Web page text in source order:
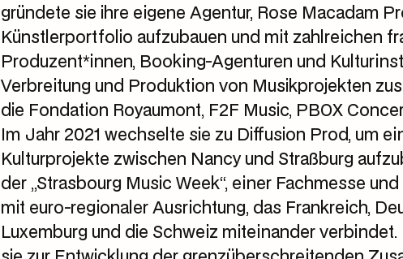
gründete sie ihre eigene Agentur, Rose Macadam
Künstlerportfolio aufzubauen und mit zahlreichen
Produzent*innen, Booking-Agenturen und
Verbreitung und Produktion von Musikprojekten
die Fondation Royaumont, F2F Music, PBOX
Im Jahr 2021 wechselte sie zu Diffusion Prod, um
Kulturprojekte zwischen Nancy und Straßburg
der „Strasbourg Music Week“, einer Fachmesse
mit euro-regionaler Ausrichtung, das Frankreich,
Luxemburg und die Schweiz miteinander